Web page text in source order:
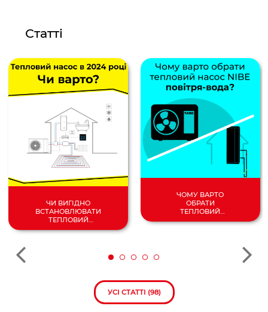
Статті
ЧИ ВИГІДНО
ВСТАНОВЛЮВАТИ
ТЕПЛОВИЙ
НАСОС У 2024
ЧОМУ ВАРТО
ОБРАТИ
ТЕПЛОВИЙ
УСІ СТАТТІ (98)